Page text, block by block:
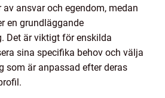
ansvar och egendom, medan
en grundläggande
Det är viktigt för enskilda
sina specifika behov och välja
som är anpassad efter deras